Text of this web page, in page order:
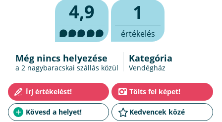
4,9 1
értékelés
Még nincs helyezése
a 2 nagybaracskai szállás közül
Kategória
Vendégház